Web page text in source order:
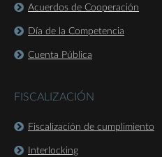
Acuerdos de Cooperación
Día de la Competencia
Cuenta Pública
FISCALIZACIÓN
Fiscalización de cumplimiento
Interlocking